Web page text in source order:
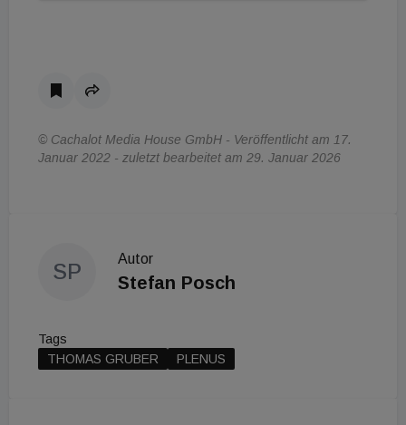
© Cachalot Media House GmbH - Veröffentlicht am 17.
Januar 2022 - zuletzt bearbeitet am 29. Januar 2026
SP
Autor
Stefan Posch
Tags
THOMAS GRUBER
PLENUS